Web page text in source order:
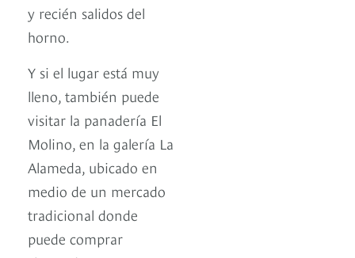
y recién salidos del
horno.
Y si el lugar está muy
lleno, también puede
visitar la panadería El
Molino, en la galería La
Alameda, ubicado en
medio de un mercado
tradicional donde
puede comprar